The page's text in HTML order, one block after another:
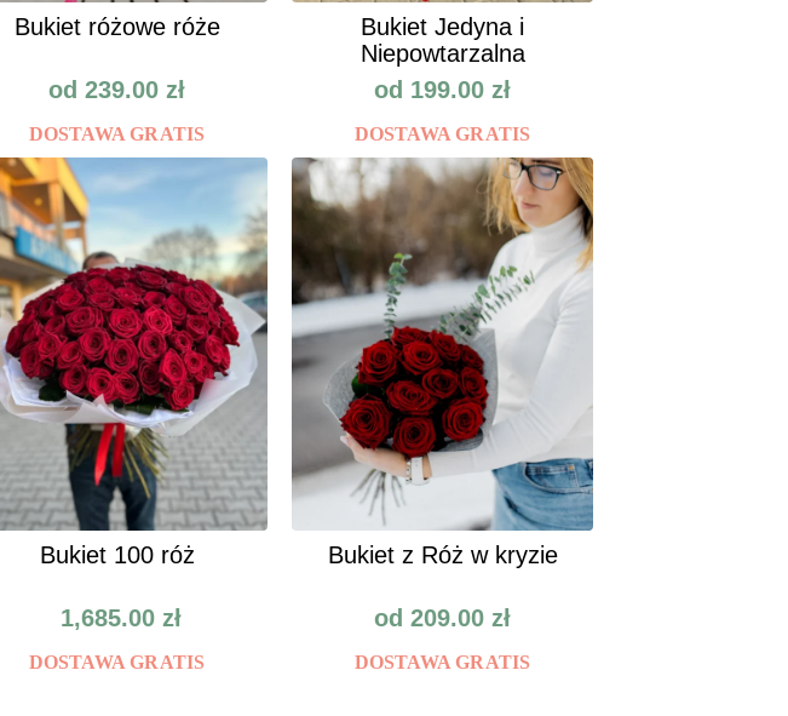
Bukiet różowe róże
od 239.00 zł
DOSTAWA GRATIS
Bukiet Jedyna i
Niepowtarzalna
od 199.00 zł
DOSTAWA GRATIS
Bukiet 100 róż
1,685.00 zł
DOSTAWA GRATIS
Bukiet z Róż w kryzie
od 209.00 zł
DOSTAWA GRATIS